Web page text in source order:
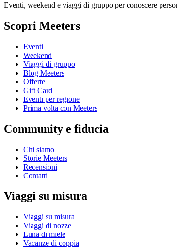
Eventi, weekend e viaggi di gruppo per conoscere
Scopri Meeters
Eventi
Weekend
Viaggi di gruppo
Blog Meeters
Offerte
Gift Card
Eventi per regione
Prima volta con Meeters
Community e fiducia
Chi siamo
Storie Meeters
Recensioni
Contatti
Viaggi su misura
Viaggi su misura
Viaggi di nozze
Luna di miele
Vacanze di coppia